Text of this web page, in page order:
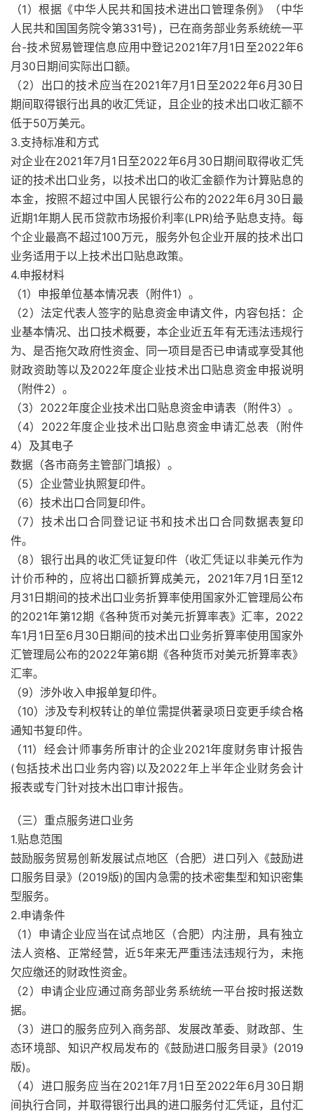
（1）根据《中华人民共和国技术进出口管理条例》（中华
人民共和国国务院令第331号)，已在商务部业务系统统一平
台-技术贸易管理信息应用中登记2021年7月1日至2022年6
月30日期间实际出口额。
（2）出口的技术应当在2021年7月1日至2022年6月30日
期间取得银行出具的收汇凭证，且企业的技术出口收汇额不
低于50万美元。
3.支持标准和方式
对企业在2021年7月1日至2022年6月30日期间取得收汇凭
证的技术出口业务，以技术出口的收汇金额作为计算贴息的
本金，按照不超过中国人民银行公布的2022年6月30日最
近期1年期人民币贷款市场报价利率(LPR)给予贴息支持。每
个企业最高不超过100万元，服务外包企业开展的技术出口
业务适用于以上技术出口贴息政策。
4.申报材料
（1）申报单位基本情况表（附件1）。
（2）法定代表人签字的贴息资金申请文件，内容包括：企
业基本情况、出口技术概要，本企业近五年有无违法违规行
为、是否拖欠政府性资金、同一项目是否已申请或享受其他
财政资助等以及2022年度企业技术出口贴息资金申报说明
（附件2）。
（3）2022年度企业技术出口贴息资金申请表（附件3）。
（4）2022年度企业技术出口贴息资金申请汇总表（附件
4）及其电子
数据（各市商务主管部门填报）。
（5）企业营业执照复印件。
（6）技术出口合同复印件。
（7）技术出口合同登记证书和技术出口合同数据表复印
件。
（8）银行出具的收汇凭证复印件（收汇凭证以非美元作为
计价币种的，应将出口额折算成美元，2021年7月1日至12
月31日期间的技术出口业务折算率使用国家外汇管理局公布
的2021年第12期《各种货币对美元折算率表》汇率，2022
车1月1日至6月30日期间的技术出口业务折算率使用国家外
汇管理局公布的2022年第6期《各种货币对美元折算率表》
汇率。
（9）涉外收入申报单复印件。
（10）涉及专利权转让的单位需提供著录项日变更手续合格
通知书复印件。
（11）经会计师事务所审计的企业2021年度财务审计报告
(包括技术出口业务内容)以及2022年上半年企业财务会计
报表或专门针对技木出口审计报告。
（三）重点服务进口业务
1.贴息范围
鼓励服务贸易创新发展试点地区（合肥）进口列入《鼓励进
口服务目录》(2019版)的国内急需的技术密集型和知识密集
型服务。
2.申请条件
（1）申请企业应当在试点地区（合肥）内注册，具有独立
法人资格、正常经营，近5年来无严重违法违规行为，未拖
欠应缴还的财政性资金。
（2）申请企业应通过商务部业务系统统一平台按时报送数
据。
（3）进口的服务应列入商务部、发展改革委、财政部、生
态环境部、知识产权局发布的《鼓励进口服务目录》(2019
版)。
（4）进口服务应当在2021年7月1日至2022年6月30日期
间执行合同，并取得银行出具的进口服务付汇凭证，且付汇